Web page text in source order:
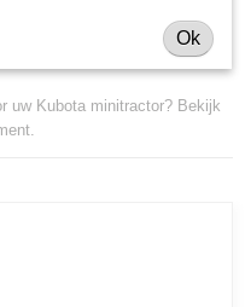
B 1500, B 1502, B 1550, B
1501, L 1511, XB 1, Hinomoto
uw Kubota minitractor? Bekijk
.
Ok